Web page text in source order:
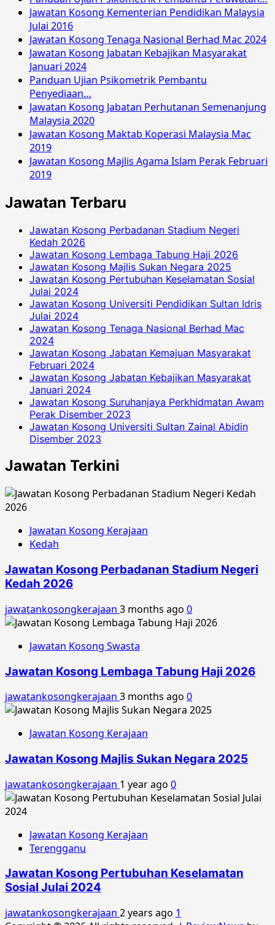
Jawatan Kosong Kementerian Pendidikan Malaysia
Julai 2016
Jawatan Kosong Tenaga Nasional Berhad Mac 2024
Jawatan Kosong Jabatan Kebajikan Masyarakat
Januari 2024
Panduan Ujian Psikometrik Pembantu
Penyediaan…
Jawatan Kosong Jabatan Perhutanan Semenanjung
Malaysia 2020
Jawatan Kosong Maktab Koperasi Malaysia Mac
2019
Jawatan Kosong Majlis Agama Islam Perak Februari
2019
Jawatan Terbaru
Jawatan Kosong Perbadanan Stadium Negeri
Kedah 2026
Jawatan Kosong Lembaga Tabung Haji 2026
Jawatan Kosong Majlis Sukan Negara 2025
Jawatan Kosong Pertubuhan Keselamatan Sosial
Julai 2024
Jawatan Kosong Universiti Pendidikan Sultan Idris
Julai 2024
Jawatan Kosong Tenaga Nasional Berhad Mac
2024
Jawatan Kosong Jabatan Kemajuan Masyarakat
Februari 2024
Jawatan Kosong Jabatan Kebajikan Masyarakat
Januari 2024
Jawatan Kosong Suruhanjaya Perkhidmatan Awam
Perak Disember 2023
Jawatan Kosong Universiti Sultan Zainal Abidin
Disember 2023
Jawatan Terkini
Jawatan Kosong Kerajaan
Kedah
Jawatan Kosong Perbadanan Stadium Negeri
Kedah 2026
jawatankosongkerajaan 3 months ago 0
Jawatan Kosong Swasta
Jawatan Kosong Lembaga Tabung Haji 2026
jawatankosongkerajaan 3 months ago 0
Jawatan Kosong Kerajaan
Jawatan Kosong Majlis Sukan Negara 2025
jawatankosongkerajaan 1 year ago 0
Jawatan Kosong Kerajaan
Terengganu
Jawatan Kosong Pertubuhan Keselamatan
Sosial Julai 2024
jawatankosongkerajaan 2 years ago 1